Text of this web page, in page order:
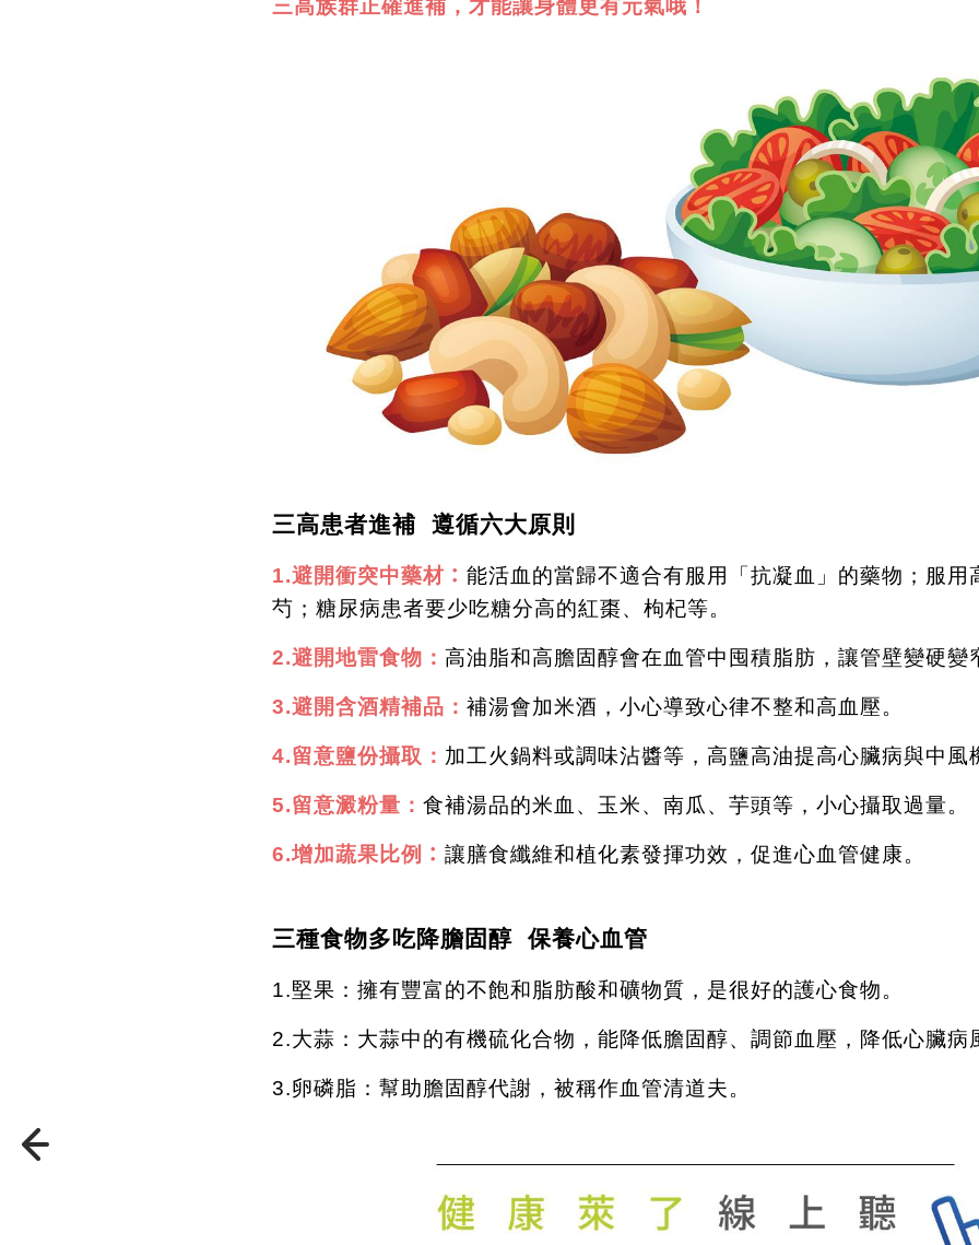
三高族群正確進補，才能讓身體更有元氣哦！
三高患者進補 遵循六大原則
1.避開衝突中藥材 ： 能活血的當歸不適合有服用「抗凝血」的藥物；服用
芍；糖尿病患者要少吃糖分高的紅棗、枸杞等。
2.避開地雷食物 ： 高油脂和高膽固醇會在血管中囤積脂肪，讓管壁變硬變
3.避開含酒精補品 ： 補湯會加米酒，小心導致心律不整和高血壓。
4.留意鹽份攝取 ： 加工火鍋料或調味沾醬等，高鹽高油提高心臟病與中風
5.留意澱粉量 ： 食補湯品的米血、玉米、南瓜、芋頭等，小心攝取過量。
6.增加蔬果比例 ： 讓膳食纖維和植化素發揮功效，促進心血管健康。
三種食物多吃降膽固醇 保養心血管
1.堅果：擁有豐富的不飽和脂肪酸和礦物質，是很好的護心食物。
2.大蒜：大蒜中的有機硫化合物，能降低膽固醇、調節血壓，降低心臟病
3.卵磷脂：幫助膽固醇代謝，被稱作血管清道夫。